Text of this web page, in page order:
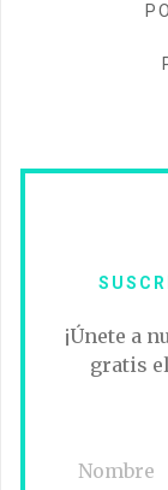
¡Únete a
gratis